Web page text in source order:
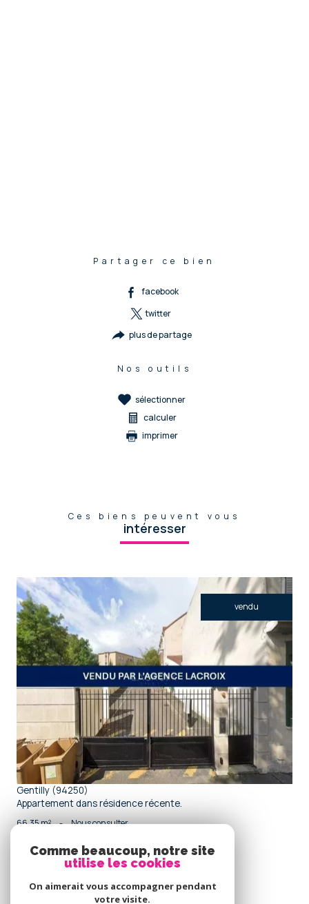
Partager ce bien
facebook
twitter
plus de partage
Nos outils
sélectionner
calculer
imprimer
Ces biens peuvent vous
intéresser
vendu
voir le bien
Gentilly (94250)
Appartement dans résidence récente.
66,35 m² - Nous consulter
connecter
Comme beaucoup, notre site
utilise les cookies
On aimerait vous accompagner pendant
votre visite.